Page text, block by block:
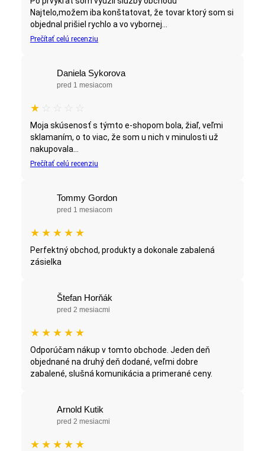
Najtelo,možem iba konštatovat, že tovar ktorý som si
objednal prišiel rychlo a vo vybornej...
Prečítať celú recenziu
Daniela Sykorova
pred 1 mesiacom
★ ☆ ☆ ☆ ☆
Moja skúsenosť s týmto e-shopom bola, žiaľ, veľmi
sklamaním, o to viac, že som u nich v minulosti už
nakupovala...
Prečítať celú recenziu
Tommy Gordon
pred 1 mesiacom
★ ★ ★ ★ ★
Perfektný obchod, produkty a dokonale zabalená
zásielka
Štefan Horňák
pred 2 mesiacmi
★ ★ ★ ★ ★
Odporúčam nákup v tomto obchode. Jeden deň
objednané na druhý deň dodané, veľmi dobre
zabalené, slušná komunikácia a primerané ceny.
Arnold Kutik
pred 2 mesiacmi
★ ★ ★ ★ ★